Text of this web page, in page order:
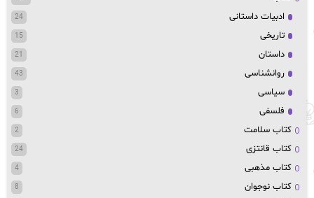
ادبیات داستانی 24
تاریخی 15
داستان 21
روانشناسی 43
سیاسی 3
فلسفی 6
کتاب سلامت 2
کتاب قانتزی 24
کتاب مذهبی 4
کتاب نوجوان 8